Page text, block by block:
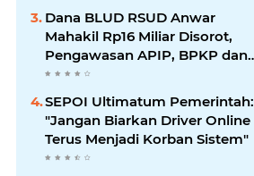
Dana BLUD RSUD Anwar
Mahakil Rp16 Miliar Disorot,
Pengawasan APIP, BPKP dan
BPK Harus Bergerak Optimal
SEPOI Ultimatum Pemerintah:
"Jangan Biarkan Driver Online
Terus Menjadi Korban Sistem"